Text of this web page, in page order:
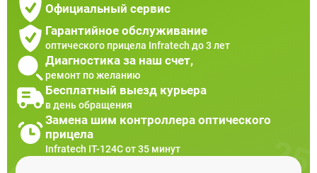
Официальный сервис
Гарантийное обслуживание
оптического прицела Infratech до 3 лет
Диагностика за наш счет,
ремонт по желанию
Бесплатный выезд курьера
в день обращения
Замена шим контроллера оптического
прицела
Infratech IT-124C от 35 минут